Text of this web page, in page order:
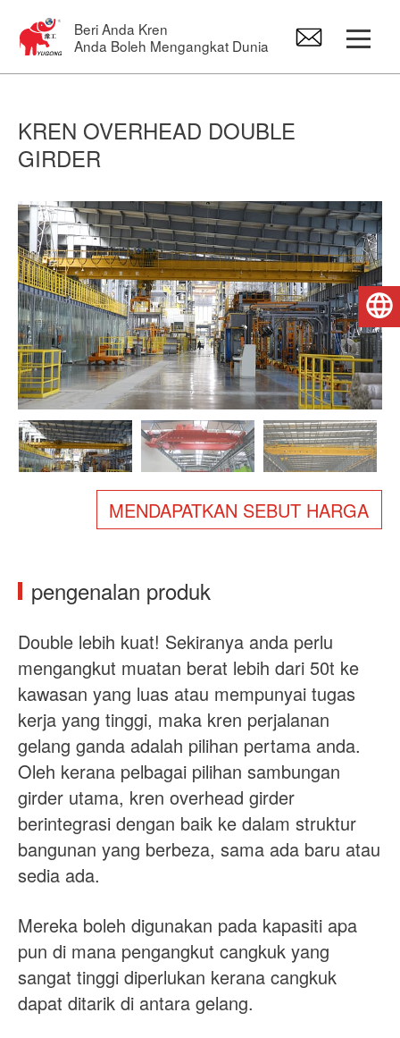
Beri Anda Kren
Anda Boleh Mengangkat Dunia
Overhead Crane
Jib Crane
Gelung elektrik
Alat ganti kren
Tentang kita
Berita
Kes
Soalan Lazim
Hubungi Kami
KREN OVERHEAD DOUBLE
GIRDER
MENDAPATKAN SEBUT HARGA
pengenalan produk
Double lebih kuat! Sekiranya anda perlu
mengangkut muatan berat lebih dari 50t ke
kawasan yang luas atau mempunyai tugas
kerja yang tinggi, maka kren perjalanan
gelang ganda adalah pilihan pertama anda.
Oleh kerana pelbagai pilihan sambungan
girder utama, kren overhead girder
berintegrasi dengan baik ke dalam struktur
bangunan yang berbeza, sama ada baru atau
sedia ada.
Mereka boleh digunakan pada kapasiti apa
pun di mana pengangkut cangkuk yang
sangat tinggi diperlukan kerana cangkuk
dapat ditarik di antara gelang.
Bahasa Melayu